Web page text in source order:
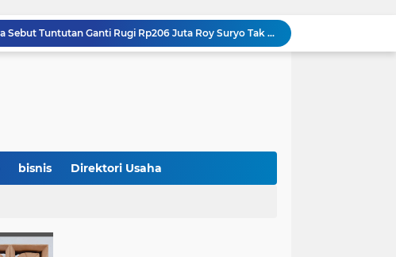
Iran Dikabarkan Incar 400 Rudal Pertahanan Udara China, Benarkah? Ini Penjelasan Lengkapnya
4 Manfaat Kentang Rebus untuk Kesehatan, Bantu Turunkan Berat Badan hingga Lancarkan Pencernaan
Klasemen ASEAN Championship Cup 2026: Indonesia Menang 5-1, Mitchell Baker Hattrick dan Puncaki Top Skor
bisnis Direktori Usaha